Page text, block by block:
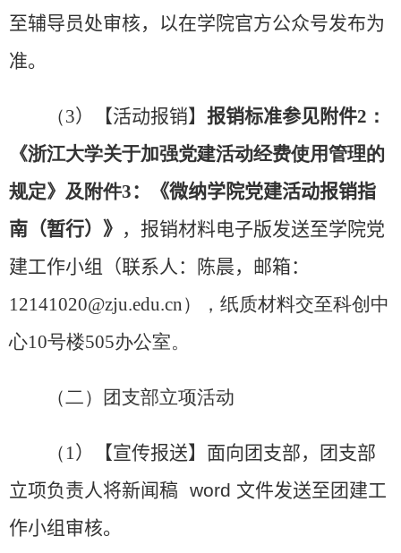
至辅导员处审核，以在学院官方公众号发布为
准。
（3） 【活动报销】报销标准参见附件2 ：
《浙江大学关于加强党建活动经费使用管理的
规定》及附件3：《微纳学院党建活动报销指
南（暂行） 》 ，报销材料电子版发送至学院党
建工作小组（联系人：陈晨，邮箱：
12141020@zju.edu.cn），纸质材料交至科创中
心10号楼505办公室。
（二）团支部立项活动
（ 1） 【宣传报送】面向 团支部， 团支部
立项负责人将新闻稿 word 文件发送至团建工
作小组审核。